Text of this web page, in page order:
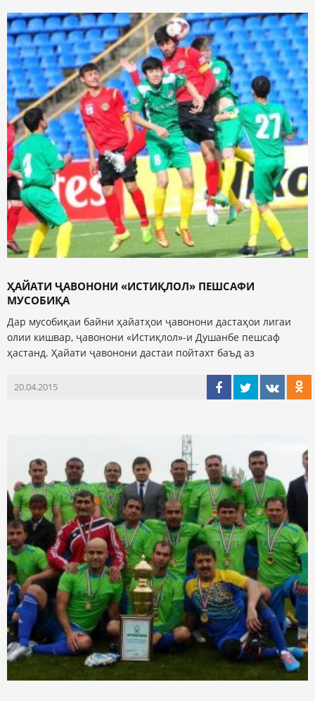
ҲАЙАТИ ҶАВОНОНИ «ИСТИҚЛОЛ» ПЕШСАФИ
МУСОБИҚА
Дар мусобиқаи байни ҳайатҳои ҷавонони дастаҳои лигаи
олии кишвар, ҷавонони «Истиқлол»-и Душанбе пешсаф
ҳастанд. Ҳайати ҷавонони дастаи пойтахт баъд аз
20.04.2015